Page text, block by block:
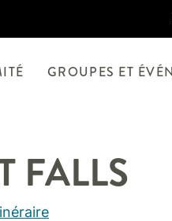
GROUPES ET
FALLS